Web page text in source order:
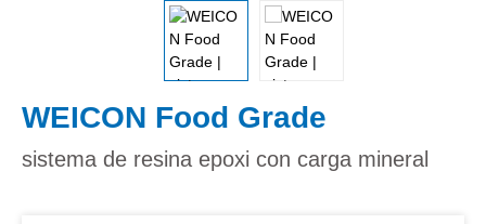
WEICON Food Grade
sistema de resina epoxi con carga mineral